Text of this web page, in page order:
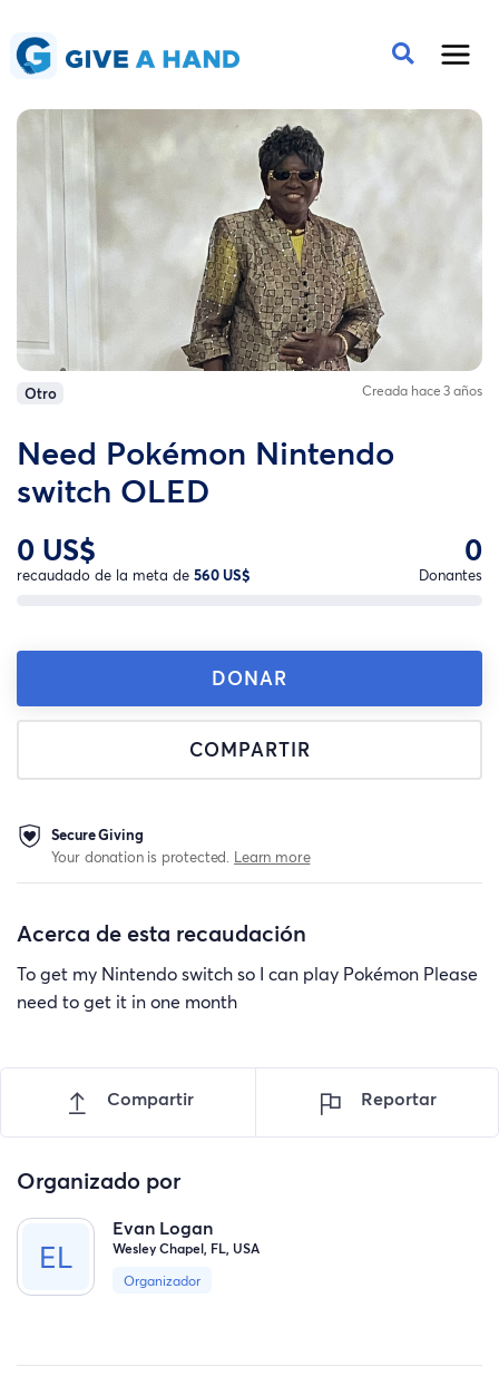
Otro Creada hace 3 años
Need Pokémon Nintendo
switch OLED
0 US$
recaudado de la meta de 560 US$
0
Donantes
DONAR
COMPARTIR
Secure Giving
Your donation is protected. Learn more
Acerca de esta recaudación
To get my Nintendo switch so I can play Pokémon Please
need to get it in one month
Compartir Reportar
Organizado por
Evan Logan
Wesley Chapel, FL, USA
Organizador